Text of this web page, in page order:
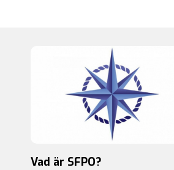
Vad är SFPO?